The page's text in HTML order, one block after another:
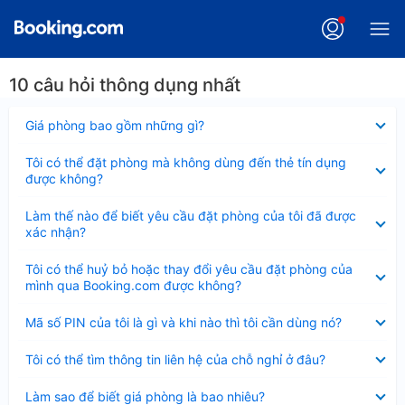
10 câu hỏi thông dụng nhất
Giá phòng bao gồm những gì?
thu
Tôi có thể đặt phòng mà không dùng đến thẻ tín dụng
được không?
thu
gọn
Làm thế nào để biết yêu cầu đặt phòng của tôi đã được
xác nhận?
thu
gọn
Tôi có thể huỷ bỏ hoặc thay đổi yêu cầu đặt phòng của
mình qua Booking.com được không?
thu
gọn
Mã số PIN của tôi là gì và khi nào thì tôi cần dùng nó?
thu
Tôi có thể tìm thông tin liên hệ của chỗ nghỉ ở đâu?
thu
Làm sao để biết giá phòng là bao nhiêu?
thu